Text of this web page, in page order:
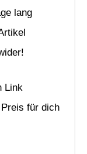
lang
Link
für dich